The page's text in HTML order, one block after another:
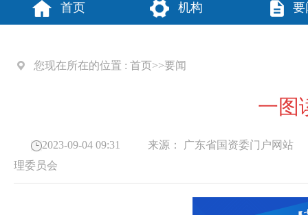
首页 机构 要
您现在所在的位置 : 首页>>要闻
一图
2023-09-04 09:31 来源： 广东省国资委门户网站
理委员会